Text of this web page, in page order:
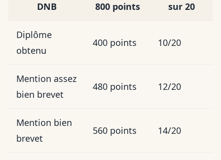
DNB
800 points
sur 20
Diplôme
obtenu
400 points 10/20
Mention assez
bien brevet
480 points 12/20
Mention bien
brevet
560 points 14/20